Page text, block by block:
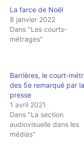
La farce de Noël
8 janvier 2022
Dans "Les courts-
métrages"
Barrières, le court-
des 5e remarqué par la
presse
1 avril 2021
Dans "La section
audiovisuelle dans les
médias"